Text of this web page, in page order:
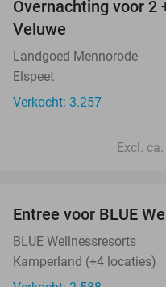
Overnachting voor 2
Veluwe
Landgoed Mennorode
Elspeet
Verkocht: 3.257
Excl.
Entree voor BLUE
BLUE Wellnessresorts
Kamperland (+4 locaties)